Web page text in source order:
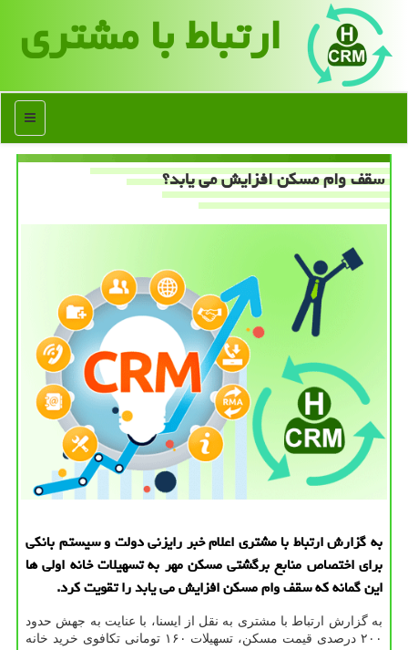
ارتباط با مشتری
منو
سقف وام مسكن افزایش می یابد؟
به گزارش ارتباط با مشتری اعلام خبر رایزنی دولت و سیستم بانكی
برای اختصاص منابع برگشتی مسكن مهر به تسهیلات خانه اولی ها
این گمانه كه سقف وام مسكن افزایش می یابد را تقویت كرد.
به گزارش ارتباط با مشتری به نقل از ایسنا، با عنایت به جهش حدود
۲۰۰ درصدی قیمت مسكن، تسهیلات ۱۶۰ تومانی تكافوی خرید خانه